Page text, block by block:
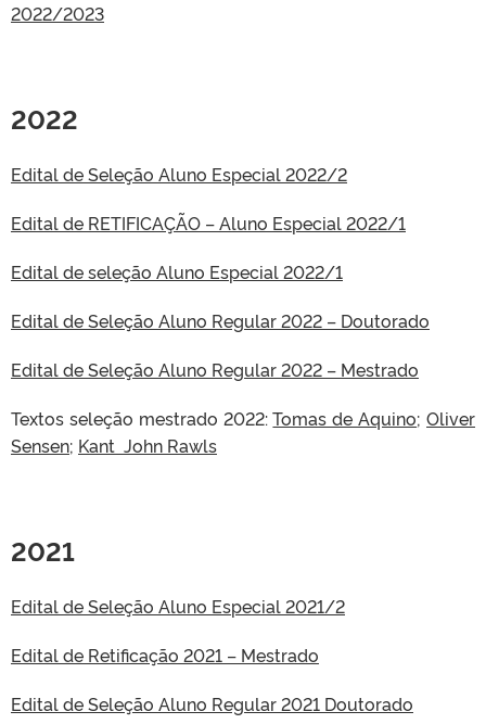
2022/2023
2022
Edital de Seleção Aluno Especial 2022/2
Edital de RETIFICAÇÃO – Aluno Especial 2022/1
Edital de seleção Aluno Especial 2022/1
Edital de Seleção Aluno Regular 2022 – Doutorado
Edital de Seleção Aluno Regular 2022 – Mestrado
Textos seleção mestrado 2022:Tomas de Aquino;Oliver
Sensen; Kant John Rawls
2021
Edital de Seleção Aluno Especial 2021/2
Edital de Retificação 2021 – Mestrado
Edital de Seleção Aluno Regular 2021 Doutorado